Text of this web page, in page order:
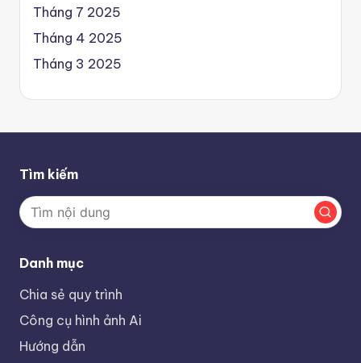
Tháng 7 2025
Tháng 4 2025
Tháng 3 2025
Tìm kiếm
Danh mục
Chia sẻ quy trình
Công cụ hình ảnh Ai
Hướng dẫn